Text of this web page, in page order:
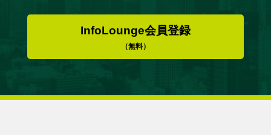
InfoLounge会員登録
（無料）